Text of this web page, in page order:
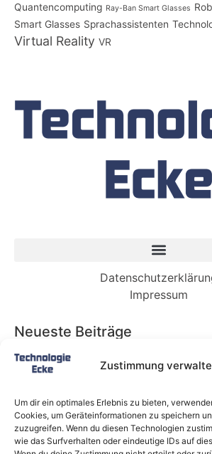
Zustimmung
Um dir ein optimales Erlebnis zu bieten,
Cookies, um Geräteinformationen zu speichern
zuzugreifen. Wenn du diesen Technologien
wie das Surfverhalten oder eindeutige IDs auf
Quantencomputing Ray-Ban Smart Glasses
Smart Glasses Sprachassistenten
Virtual Reality VR
Impressum
Neueste Beiträge
Babybett 90×200: Die perfekte
wachsende Kinder und kleine
Deutschland endlich ein Recht
braucht
Schneckentempo: Die